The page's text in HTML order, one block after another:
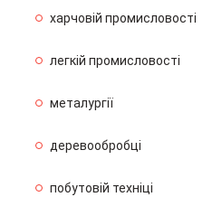
харчовій промисловості
легкій промисловості
металургії
деревообробці
побутовій техніці